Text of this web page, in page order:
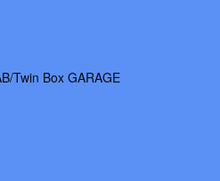
Twin Box GARAGE